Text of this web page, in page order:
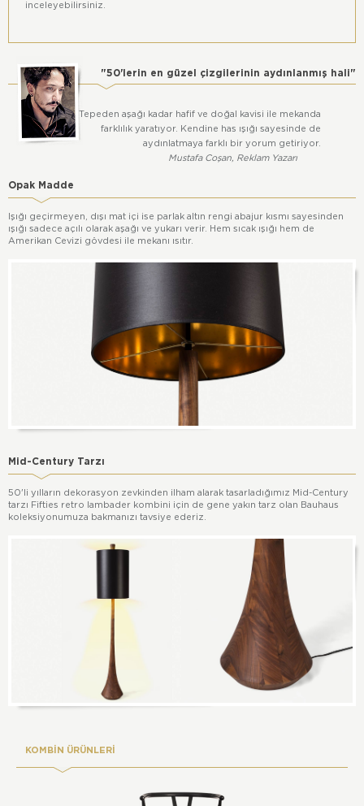
inceleyebilirsiniz.
"50'lerin en güzel çizgilerinin aydınlanmış hali"
Tepeden aşağı kadar hafif ve doğal kavisi ile mekanda
farklılık yaratıyor. Kendine has ışığı sayesinde de
aydınlatmaya farklı bir yorum getiriyor.
Mustafa Coşan, Reklam Yazarı
Opak Madde
Işığı geçirmeyen, dışı mat içi ise parlak altın rengi abajur kısmı sayesinden
ışığı sadece açılı olarak aşağı ve yukarı verir. Hem sıcak ışığı hem de
Amerikan Cevizi gövdesi ile mekanı ısıtır.
Mid-Century Tarzı
50'li yılların dekorasyon zevkinden ilham alarak tasarladığımız Mid-Century
tarzı Fifties retro lambader kombini için de gene yakın tarz olan Bauhaus
koleksiyonumuza bakmanızı tavsiye ederiz.
KOMBİN ÜRÜNLERİ